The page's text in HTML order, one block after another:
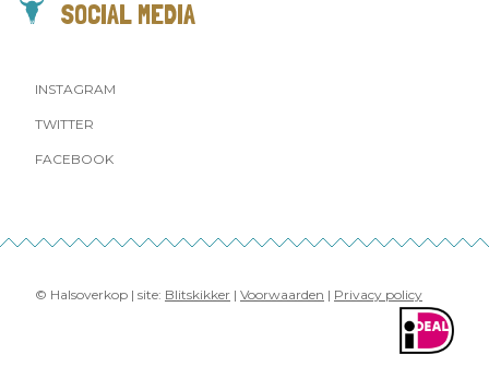
SOCIAL MEDIA
INSTAGRAM
TWITTER
FACEBOOK
© Halsoverkop | site: Blitskikker | Voorwaarden | Privacy policy